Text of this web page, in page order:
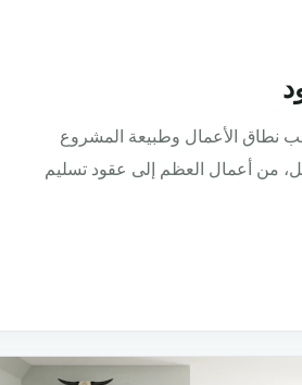
وطبيعة المشروع
العظم إلى عقود تسليم